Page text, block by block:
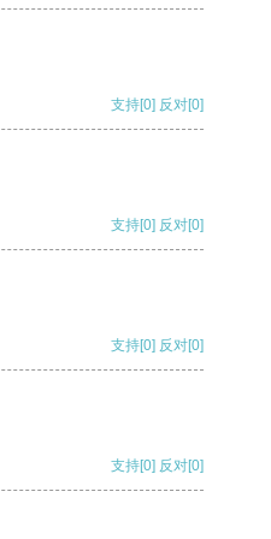
支持[0] 反对[0]
支持[0] 反对[0]
支持[0] 反对[0]
支持[0] 反对[0]